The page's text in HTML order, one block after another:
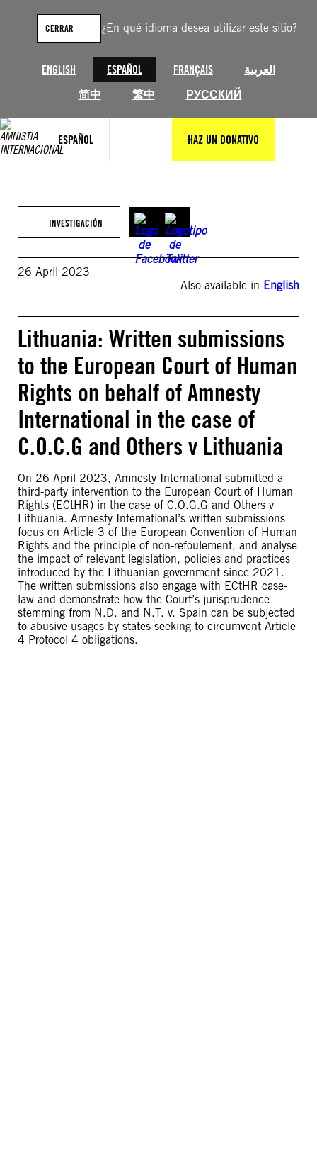
¿En qué idioma desea utilizar este sitio?
ENGLISH ESPAÑOL FRANÇAIS
العربية
简中
繁中 РУССКИЙ
CERRAR
ESPAÑOL HAZ UN DONATIVO
contenido
INVESTIGACIÓN
26 April 2023
Also available in English
Lithuania: Written submissions
to the European Court of Human
Rights on behalf of Amnesty
International in the case of
C.O.C.G and Others v Lithuania
On 26 April 2023, Amnesty International submitted a
third-party intervention to the European Court of Human
Rights (ECtHR) in the case of C.O.G.G and Others v
Lithuania. Amnesty International’s written submissions
focus on Article 3 of the European Convention of Human
Rights and the principle of non-refoulement, and analyse
the impact of relevant legislation, policies and practices
introduced by the Lithuanian government since 2021.
The written submissions also engage with ECtHR case-
law and demonstrate how the Court’s jurisprudence
stemming from N.D. and N.T. v. Spain can be subjected
to abusive usages by states seeking to circumvent Article
4 Protocol 4 obligations.